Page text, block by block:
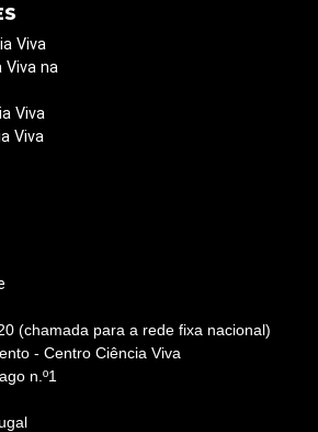
Viva
Viva na
Viva
Viva
(chamada para a rede fixa nacional)
- Centro Ciência Viva
n.º1